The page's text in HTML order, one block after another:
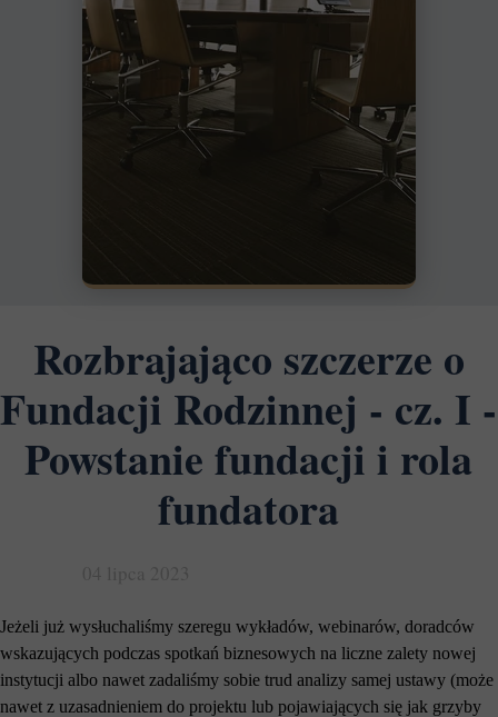
Rozbrajająco szczerze o
Fundacji Rodzinnej - cz. I -
Powstanie fundacji i rola
fundatora
Jeżeli już wysłuchaliśmy szeregu wykładów, webinarów, doradców
wskazujących podczas spotkań biznesowych na liczne zalety nowej
instytucji albo nawet zadaliśmy sobie trud analizy samej ustawy (może
nawet z uzasadnieniem do projektu lub pojawiających się jak grzyby